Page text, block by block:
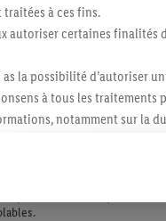
quantités usuelles pour un
à ces fins.
autoriser certaines
as la possibilité d’autoriser
à tous les traitements
notamment sur la